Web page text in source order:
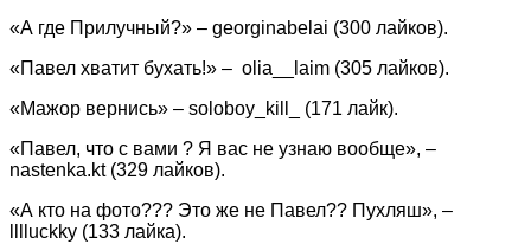
«А где Прилучный?» – georginabelai (300 лайков).
«Павел хватит бухать!» – olia__laim (305 лайков).
«Мажор вернись» – soloboy_kill_ (171 лайк).
«Павел, что с вами ? Я вас не узнаю вообще», –
nastenka.kt (329 лайков).
«А кто на фото??? Это же не Павел?? Пухляш», –
lllluckky (133 лайка).